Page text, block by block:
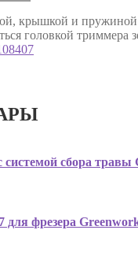
крышкой и
головкой
системой сбора
для фрезера